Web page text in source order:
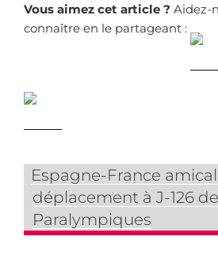
Vous aimez cet article ? Aidez-
connaître en le partageant :
Espagne-France
déplacement à J-126
Paralympiques